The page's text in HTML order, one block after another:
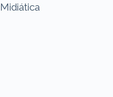
Midiática